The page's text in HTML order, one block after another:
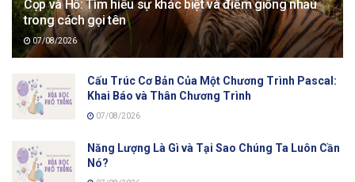
Cọp và Hổ: Tìm hiểu sự khác biệt và điểm giống nhau
trong cách gọi tên
07/08/2026
Cấu Trúc Cơ Bản Của Một Chương Trình Pascal:
Khai Báo và Thân Chương Trình
07/08/2026
Năng Lượng Là Gì và Tại Sao Chúng Ta Luôn Cần
Nó?